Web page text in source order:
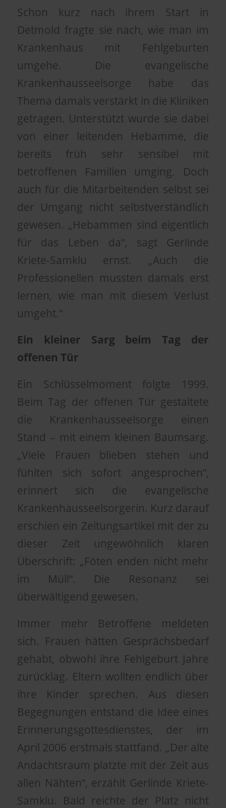
Schon kurz nach ihrem Start in
Detmold fragte sie nach, wie man im
Krankenhaus mit Fehlgeburten
umgehe. Die evangelische
Krankenhausseelsorge habe das
Thema damals verstärkt in die Kliniken
getragen. Unterstützt wurde sie dabei
von einer leitenden Hebamme, die
bereits früh sehr sensibel mit
betroffenen Familien umging. Doch
auch für die Mitarbeitenden selbst sei
der Umgang nicht selbstverständlich
gewesen. „Hebammen sind eigentlich
für das Leben da“, sagt Gerlinde
Kriete-Samklu ernst. „Auch die
Professionellen mussten damals erst
lernen, wie man mit diesem Verlust
umgeht.“
Ein kleiner Sarg beim Tag der
offenen Tür
Ein Schlüsselmoment folgte 1999.
Beim Tag der offenen Tür gestaltete
die Krankenhausseelsorge einen
Stand – mit einem kleinen Baumsarg.
„Viele Frauen blieben stehen und
fühlten sich sofort angesprochen“,
erinnert sich die evangelische
Krankenhausseelsorgerin. Kurz darauf
erschien ein Zeitungsartikel mit der zu
dieser Zeit ungewöhnlich klaren
Überschrift: „Föten enden nicht mehr
im Müll“. Die Resonanz sei
überwältigend gewesen.
Immer mehr Betroffene meldeten
sich. Frauen hätten Gesprächsbedarf
gehabt, obwohl ihre Fehlgeburt Jahre
zurücklag. Eltern wollten endlich über
ihre Kinder sprechen. Aus diesen
Begegnungen entstand die Idee eines
Erinnerungsgottesdienstes, der im
April 2006 erstmals stattfand. „Der alte
Andachtsraum platzte mit der Zeit aus
allen Nähten“, erzählt Gerlinde Kriete-
Samklu. Bald reichte der Platz nicht